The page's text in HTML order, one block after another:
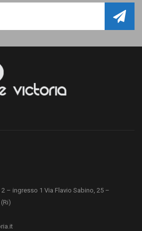
– ingresso 1 Via Flavio Sabino, 25 –